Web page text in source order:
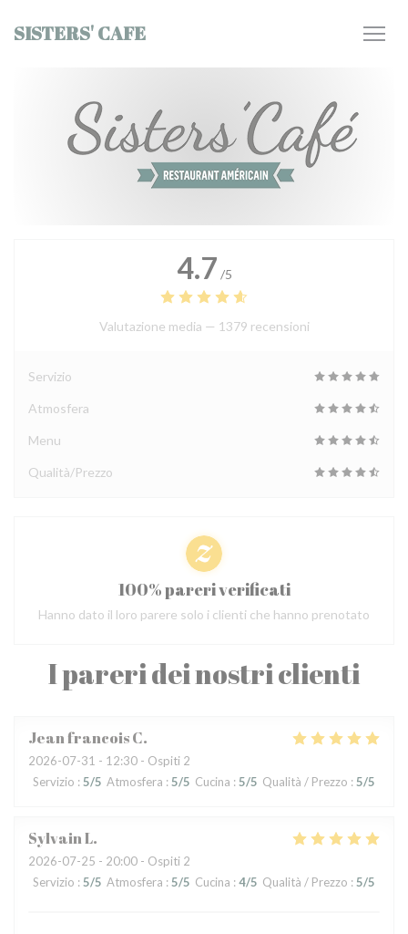
SISTERS' CAFE
I pareri dei nostri clienti
Jean francoisC
2026-07-31 - 12:30 - Ospiti 2
Servizio : 5/5 Atmosfera : 5/5 Cucina : 5/5 Qualità / Prezzo : 5/5
SylvainL
2026-07-25 - 20:00 - Ospiti 2
Servizio : 5/5 Atmosfera : 5/5 Cucina : 4/5 Qualità / Prezzo : 5/5
4.7 /5
Valutazione media — 1379 recensioni
Servizio
Atmosfera
Menu
Qualità/Prezzo
100% pareri verificati
Hanno dato il loro parere solo i clienti che hanno prenotato